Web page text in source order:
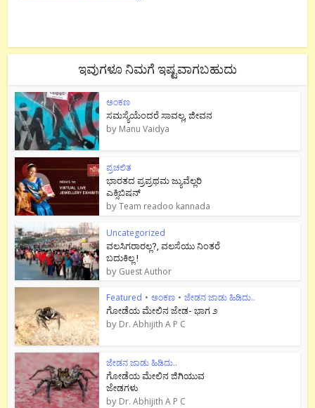
ಇವುಗಳೂ ನಿಮಗೆ ಇಷ್ಟವಾಗಬಹುದು
ಅಂಕಣ
ಸಮಸ್ಯೆಯೆಂದರೆ ಸಾವಲ್ಲ, ಜೀವನ
by Manu Vaidya
ಪ್ರಚಲಿತ
ಭಾರತದ ಪ್ರಪ್ರಥಮ ಜ್ಯುವೆಲ್ಲರಿ
ಎಕ್ಸಿಬಿಷನ್
byTeam readoo kannada
Uncategorized
ವಲಸಿಗರಾರಲ್ಲ?, ವಲಸೆಯು ನಿಂತರೆ
ಬದುಕಿಲ್ಲ !
by Guest Author
Featured • ಅಂಕಣ • ಜೇಡನ ಜಾಡು ಹಿಡಿದು..
ಗೋಡೆಯ ಮೇಲಿನ ಜೇಡ- ಭಾಗ ೨
by Dr. Abhijith A P C
ಜೇಡನ ಜಾಡು ಹಿಡಿದು..
ಗೋಡೆಯ ಮೇಲಿನ ಜಿಗಿಯುವ
ಜೇಡಗಳು
by Dr. Abhijith A P C